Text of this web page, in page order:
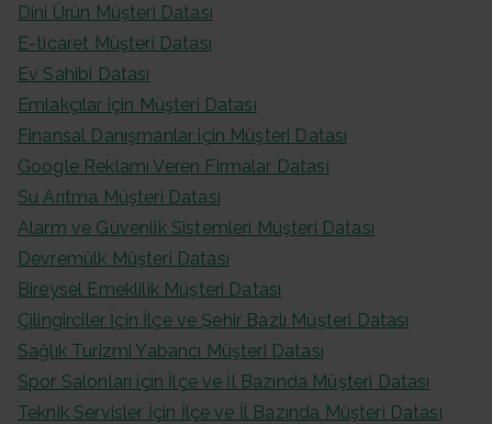
Dini Ürün Müşteri Datası
E-ticaret Müşteri Datası
Ev Sahibi Datası
Emlakçılar için Müşteri Datası
Finansal Danışmanlar için Müşteri Datası
Google Reklamı Veren Firmalar Datası
Su Arıtma Müşteri Datası
Alarm ve Güvenlik Sistemleri Müşteri Datası
Devremülk Müşteri Datası
Bireysel Emeklilik Müşteri Datası
Çilingirciler İçin İlçe ve Şehir Bazlı Müşteri Datası
Sağlık Turizmi Yabancı Müşteri Datası
Spor Salonları için İlçe ve İl Bazında Müşteri Datası
Teknik Servisler İçin İlçe ve İl Bazında Müşteri Datası